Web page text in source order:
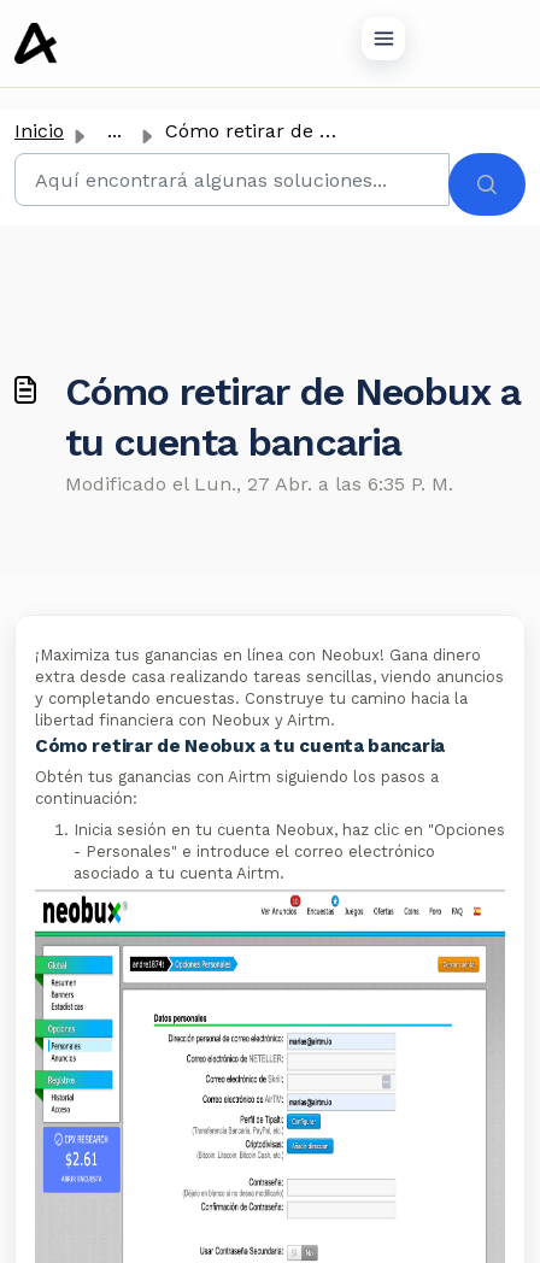
principal
Inicio ... Cómo retirar de Neobux a tu cuenta bancaria
Cómo retirar de Neobux a
tu cuenta bancaria
Modificado el Lun., 27 Abr. a las 6:35 P. M.
¡Maximiza tus ganancias en línea con Neobux! Gana dinero
extra desde casa realizando tareas sencillas, viendo anuncios
y completando encuestas. Construye tu camino hacia la
libertad financiera con Neobux y Airtm.
Cómo retirar de Neobux a tu cuenta bancaria
Obtén tus ganancias con Airtm siguiendo los pasos a
continuación:
Inicia sesión en tu cuenta Neobux, haz clic en "Opciones
- Personales" e introduce el correo electrónico
asociado a tu cuenta Airtm.